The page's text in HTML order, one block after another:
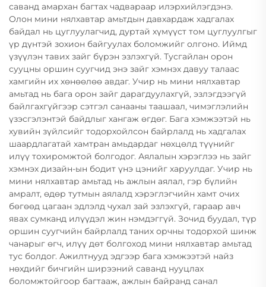
саванд амархан багтах чадвараар илэрхийлэгдэнэ.
Олон мини нялхавтар амьтдын давхардаж хадгалах
байдал нь цуглуулагчид, дуртай хүмүүст том цуглуулгыг
үр дүнтэй зохион байгуулах боломжийг олгоно. Иймд
үзүүлэн тавих зайг бүрэн эзлэхгүй. Тусгайлан орон
сууцны оршин суугчид энэ зайг хэмнэх давуу талаас
хамгийн их хөнөөлөө авдаг. Учир нь мини нялхавтар
амьтад нь бага орон зайг дарагдуулахгүй, эзлэгдээгүй
байлгахгүйгээр сэтгэл санааны таашаал, чимэглэлийн
үзэсгэлэнтэй байдлыг хангаж өгдөг. Бага хэмжээтэй нь
хувийн зүйлсийг тодорхойлсон байрлалд нь хадгалах
шаардлагатай хамтран амьдардаг нөхцөлд түүнийг
илүү тохиромжтой болгодог. Аялалын хэрэглээ нь зайг
хэмнэх дизайн-ын бодит үнэ цэнийг харуулдаг. Учир нь
мини нялхавтар амьтад нь ажлын аялал, гэр бүлийн
амралт, өдөр тутмын аялалд хэрэглэгчийн хамт очих
бөгөөд цагаан эдлэлд чухал зай эзлэхгүй, гараар авч
явах сумканд илүүдэл жин нэмдэггүй. Зочид буудал, түр
оршин суугчийн байрлалд таних орчны тодорхой шинж
чанарыг өгч, илүү дөт болгоход мини нялхавтар амьтад
тус болдог. Ажилтнууд эдгээр бага хэмжээтэй найз
нөхдийг бичгийн ширээний саванд нууцлах
боломжтойгоор багтааж, ажлын байранд санал